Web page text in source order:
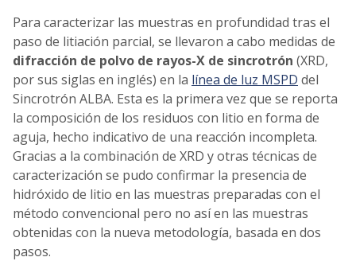
Para caracterizar las muestras en profundidad tras el
paso de litiación parcial, se llevaron a cabo medidas de
difracción de polvo de rayos-X de sincrotrón (XRD,
por sus siglas en inglés) en la línea de luz MSPD del
Sincrotrón ALBA. Esta es la primera vez que se reporta
la composición de los residuos con litio en forma de
aguja, hecho indicativo de una reacción incompleta.
Gracias a la combinación de XRD y otras técnicas de
caracterización se pudo confirmar la presencia de
hidróxido de litio en las muestras preparadas con el
método convencional pero no así en las muestras
obtenidas con la nueva metodología, basada en dos
pasos.